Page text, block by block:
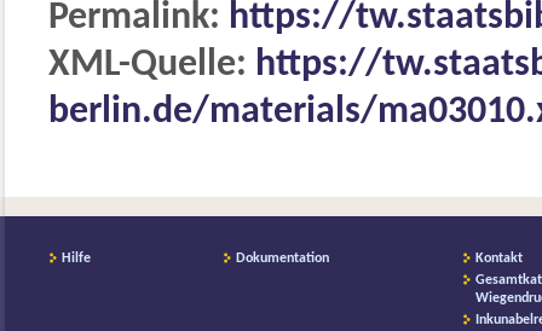
Permalink: https://
XML-Quelle: https://
berlin.de/materials/
Hilfe Dokumentation
Kontakt